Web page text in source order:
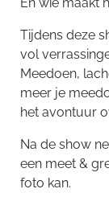
En wie maakt
Tijdens deze
vol
Meedoen,
meer je
het avontuur
Na de show
een meet &
foto kan.